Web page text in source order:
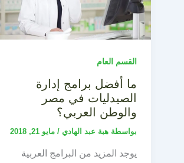
القسم العام
ما أفضل برامج إدارة
الصيدليات في مصر
والوطن العربي؟
بواسطة هبة عبد الهادي / مايو 21, 2018
يوجد المزيد من البرامج العربية